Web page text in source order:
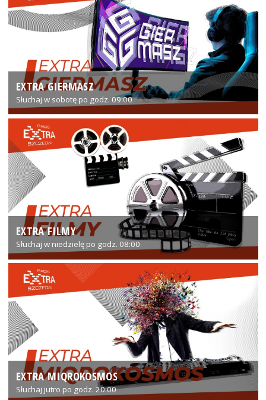
EXTRA GIERMASZ
Słuchaj w sobotę po godz. 09:00
EXTRA FILMY
Słuchaj w niedzielę po godz. 08:00
EXTRA MIQROKOSMOS
Słuchaj jutro po godz. 20:00